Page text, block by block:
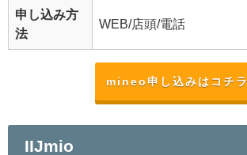
申し込み方
法
WEB/店頭/電話
mineo申し込みはコチラ
IIJmio